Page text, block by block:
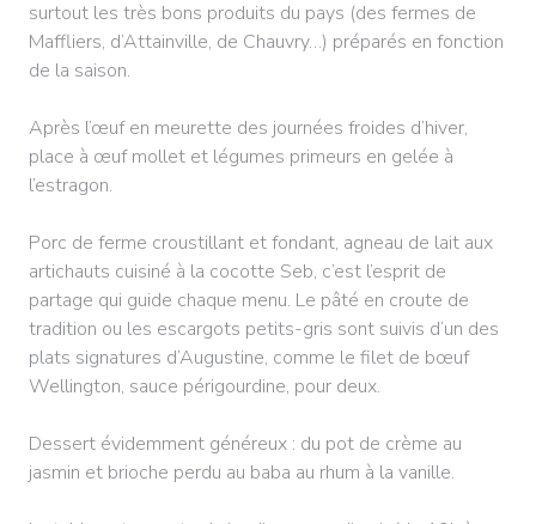
surtout les très bons produits du pays (des fermes de
Maffliers, d’Attainville, de Chauvry…) préparés en fonction
de la saison.
Après l’œuf en meurette des journées froides d’hiver,
place à œuf mollet et légumes primeurs en gelée à
l’estragon.
Porc de ferme croustillant et fondant, agneau de lait aux
artichauts cuisiné à la cocotte Seb, c’est l’esprit de
partage qui guide chaque menu. Le pâté en croute de
tradition ou les escargots petits-gris sont suivis d’un des
plats signatures d’Augustine, comme le filet de bœuf
Wellington, sauce périgourdine, pour deux.
Dessert évidemment généreux : du pot de crème au
jasmin et brioche perdu au baba au rhum à la vanille.